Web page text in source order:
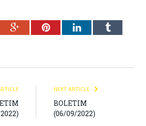
Google+PinterestLinkedInTumblr
NEXT ARTICLE
BOLETIM
(06/09/2022)